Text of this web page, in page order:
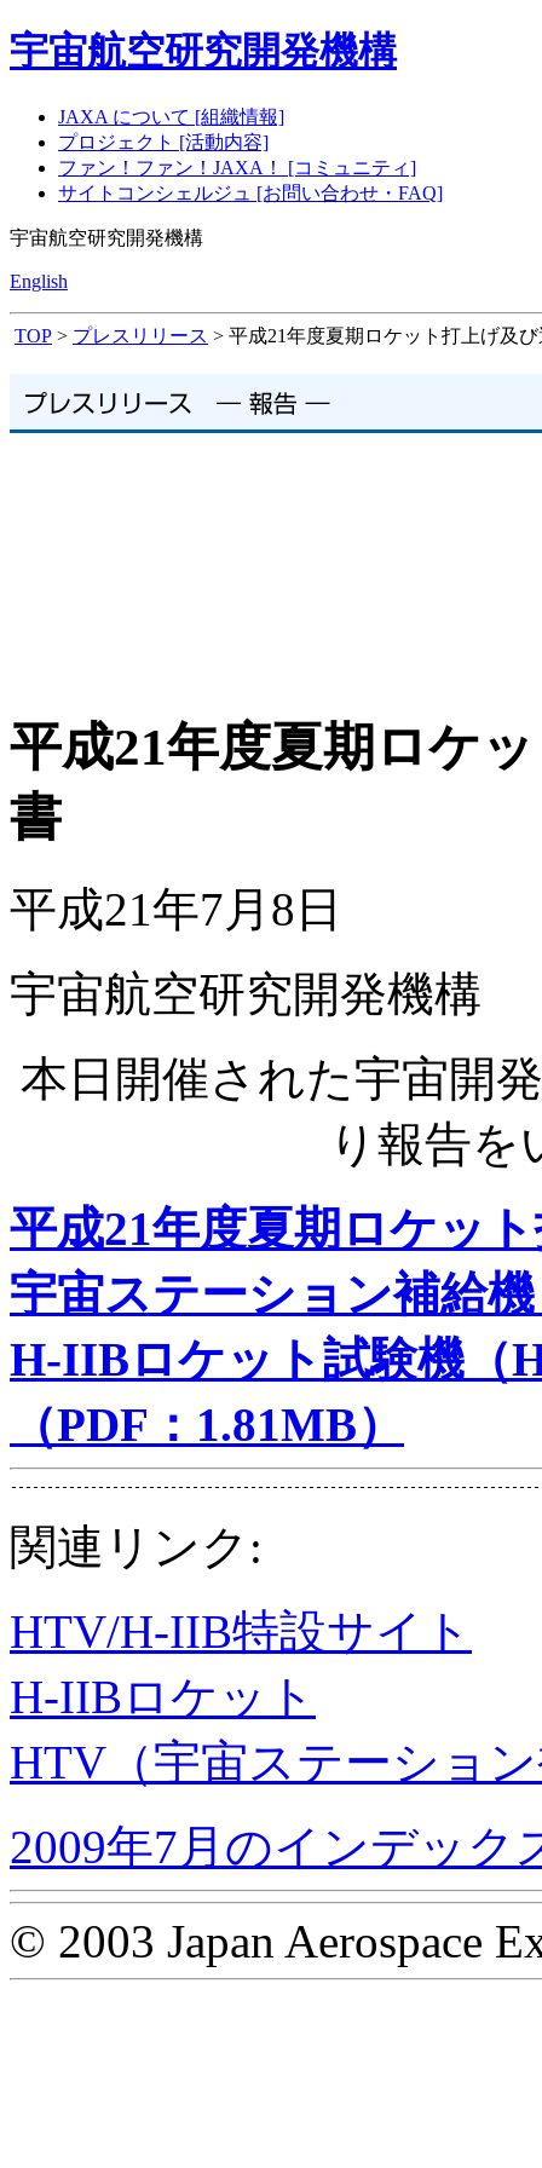
宇宙航空研究開発機構
JAXA について [組織情報]
プロジェクト [活動内容]
ファン！ファン！JAXA！ [コミュニティ]
サイトコンシェルジュ [お問い合わせ・FAQ]
宇宙航空研究開発機構
English
TOP > プレスリリース > 平成21年度夏期ロケット打上げ及
平成21年度夏期ロケ
書
平成21年7月8日
宇宙航空研究開発機構
本日開催された宇宙開
り報告を
平成21年度夏期ロケッ
宇宙ステーション補給
H-IIBロケット試験機（
（PDF：1.81MB）
関連リンク:
HTV/H-IIB特設サイト
H-IIBロケット
HTV（宇宙ステーショ
2009年7月のインデック
© 2003 Japan Aerospace